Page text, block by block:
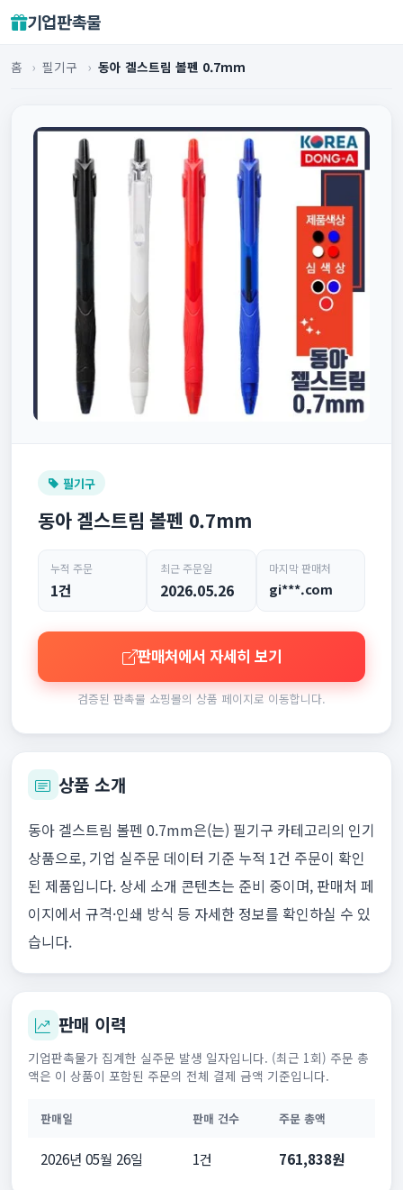
기업판촉물
홈 › 필기구 › 동아 겔스트림 볼펜 0.7mm
필기구
동아 겔스트림 볼펜 0.7mm
누적 주문
1건
최근 주문일
2026.05.26
마지막 판매처
gi***.com
판매처에서 자세히 보기
검증된 판촉물 쇼핑몰의 상품 페이지로 이동합니다.
상품 소개
동아 겔스트림 볼펜 0.7mm은(는) 필기구 카테고리의 인기
상품으로, 기업 실주문 데이터 기준 누적 1건 주문이 확인
된 제품입니다. 상세 소개 콘텐츠는 준비 중이며, 판매처 페
이지에서 규격·인쇄 방식 등 자세한 정보를 확인하실 수 있
습니다.
판매 이력
기업판촉물가 집계한 실주문 발생 일자입니다. (최근 1회) 주문 총
액은 이 상품이 포함된 주문의 전체 결제 금액 기준입니다.
판매일 판매 건수 주문 총액
2026년 05월 26일 1건 761,838원